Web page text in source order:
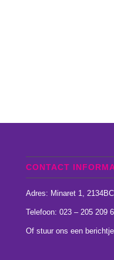
CONTACT
Adres: Minaret 1,
Telefoon: 023 – 205 209 6
Of stuur ons een berichtje